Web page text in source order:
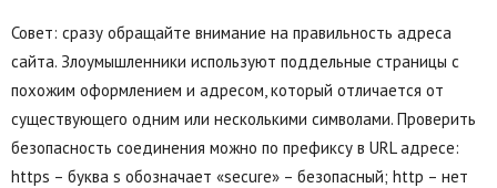
Совет: сразу обращайте внимание на правильность адреса
сайта. Злоумышленники используют поддельные страницы с
похожим оформлением и адресом, который отличается от
существующего одним или несколькими символами. Проверить
безопасность соединения можно по префиксу в URL адресе:
https – буква s обозначает «secure» – безопасный; http – нет